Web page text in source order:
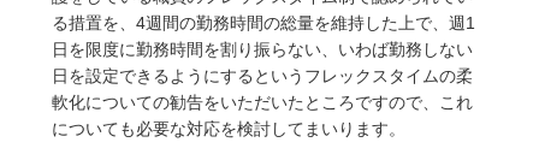
る措置を、4週間の勤務時間の総量を維持した上で、週1
日を限度に勤務時間を割り振らない、いわば勤務しない
日を設定できるようにするというフレックスタイムの柔
軟化についての勧告をいただいたところですので、これ
についても必要な対応を検討してまいります。